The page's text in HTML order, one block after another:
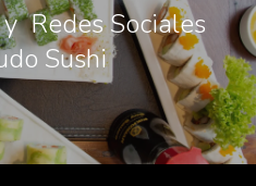
Redes Sociales
Sushi